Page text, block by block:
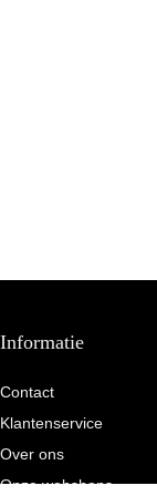
Informatie
Contact
Klantenservice
Over ons
Onze webshops